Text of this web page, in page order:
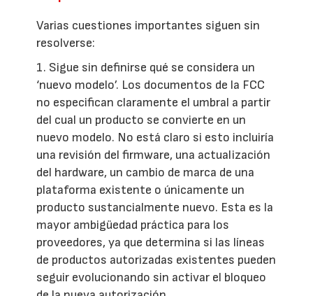
Varias cuestiones importantes siguen sin
resolverse:
1. Sigue sin definirse qué se considera un
‘nuevo modelo’. Los documentos de la FCC
no especifican claramente el umbral a partir
del cual un producto se convierte en un
nuevo modelo. No está claro si esto incluiría
una revisión del firmware, una actualización
del hardware, un cambio de marca de una
plataforma existente o únicamente un
producto sustancialmente nuevo. Esta es la
mayor ambigüedad práctica para los
proveedores, ya que determina si las líneas
de productos autorizadas existentes pueden
seguir evolucionando sin activar el bloqueo